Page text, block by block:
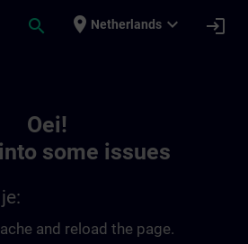
search place Netherlands expand_more login
Oei!
some issues
and reload the page.